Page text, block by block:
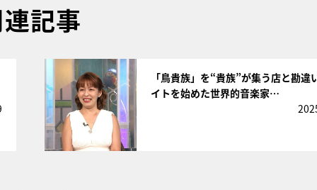
記事
「鳥貴族」を“貴族”が集う店と勘違
イトを始めた世界的音楽家…